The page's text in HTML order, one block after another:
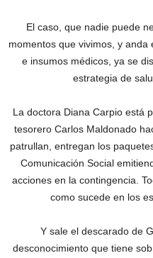
El caso, que nadie puede
momentos que vivimos, y
e insumos médicos, ya se
estrategia de
La doctora Diana Carpio está
tesorero Carlos Maldonado
patrullan, entregan los
Comunicación Social
acciones en la contingencia.
como sucede en los
Y sale el descarado de
desconocimiento que tiene